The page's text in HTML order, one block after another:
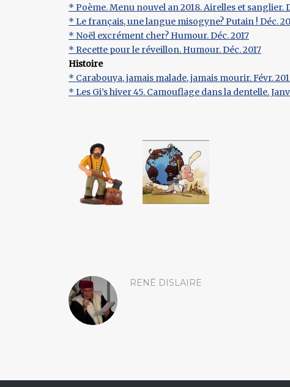
* Poème. Menu nouvel an 2018. Airelles et sanglier.
* Le français, une langue misogyne? Putain ! Déc.
* Noël excrément cher? Humour. Déc. 2017
* Recette pour le réveillon. Humour. Déc. 2017
Histoire
* Carabouya, jamais malade, jamais mourir. Févr.
* Les Gi’s hiver 45. Camouflage dans la dentelle.
RENÉ DISLAIRE